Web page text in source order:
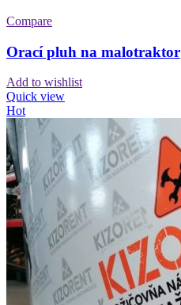
Compare
Orací pluh na malotraktor
Add to wishlist
Quick view
Hot